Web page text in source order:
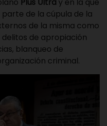
de la cúpula de la
de la misma como
de apropiación
blanqueo de
criminal.